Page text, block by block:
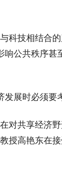
科技相结合
公共秩序甚
展时必须要
对共享经济
授高艳东在